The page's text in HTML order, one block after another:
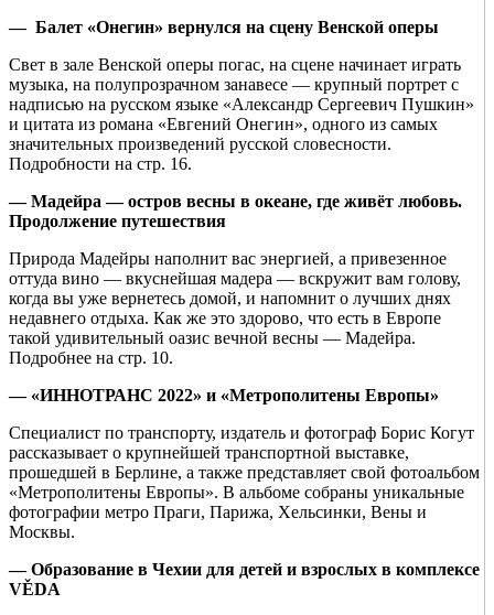
— Балет «Онегин» вернулся на сцену Венской оперы
Свет в зале Венской оперы погас, на сцене начинает играть
музыка, на полупрозрачном занавесе — крупный портрет с
надписью на русском языке «Александр Сергеевич Пушкин»
и цитата из романа «Евгений Онегин», одного из самых
значительных произведений русской словесности.
Подробности на стр. 16.
— Мадейра — остров весны в океане, где живёт любовь.
Продолжение путешествия
Природа Мадейры наполнит вас энергией, а привезенное
оттуда вино — вкуснейшая мадера — вскружит вам голову,
когда вы уже вернетесь домой, и напомнит о лучших днях
недавнего отдыха. Как же это здорово, что есть в Европе
такой удивительный оазис вечной весны — Мадейра.
Подробнее на стр. 10.
— «ИННОТРАНС 2022» и «Метрополитены Европы»
Специалист по транспорту, издатель и фотограф Борис Когут
рассказывает о крупнейшей транспортной выставке,
прошедшей в Берлине, а также представляет свой фотоальбом
«Метрополитены Европы». В альбоме собраны уникальные
фотографии метро Праги, Парижа, Хельсинки, Вены и
Москвы.
— Образование в Чехии для детей и взрослых в комплексе
VĚDA